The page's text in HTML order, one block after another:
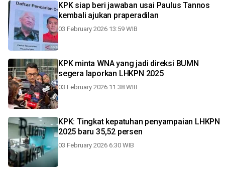
KPK siap beri jawaban usai Paulus Tannos
kembali ajukan praperadilan
03 February 2026 13:59 WIB
KPK minta WNA yang jadi direksi BUMN
segera laporkan LHKPN 2025
03 February 2026 11:38 WIB
KPK: Tingkat kepatuhan penyampaian LHKPN
2025 baru 35,52 persen
03 February 2026 6:30 WIB